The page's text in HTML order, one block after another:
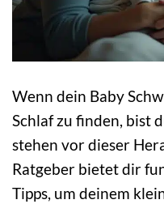
Wenn dein Baby
Schlaf zu finden, bist
stehen vor dieser
Ratgeber bietet dir
Tipps, um deinem